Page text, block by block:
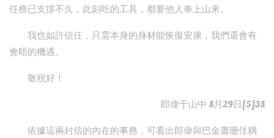
任務已支撐不久，此刻吃的工具，都要他人奉上山來。
我也如許信任，只需本身的身材能恢復安康，我們還會有
會晤的機遇。
敬祝好！
郎偉于山中 8月29日[5]38
依據這兩封信的內在的事務，可看出郎偉與巴金蕭珊佳耦